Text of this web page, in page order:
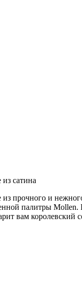
сатина
из прочного и
палитры Mollen.
вам королевский